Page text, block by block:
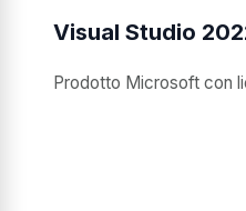
Visual Studio
Prodotto Microsoft con